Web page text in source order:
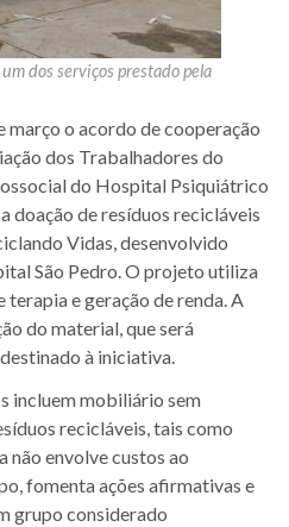
dos serviços prestado pela
março o acordo de cooperação
dos Trabalhadores do
do Hospital Psiquiátrico
doação de resíduos recicláveis
Vidas, desenvolvido
São Pedro. O projeto utiliza
e geração de renda. A
do material, que será
à iniciativa.
incluem mobiliário sem
recicláveis, tais como
não envolve custos ao
fomenta ações afirmativas e
grupo considerado